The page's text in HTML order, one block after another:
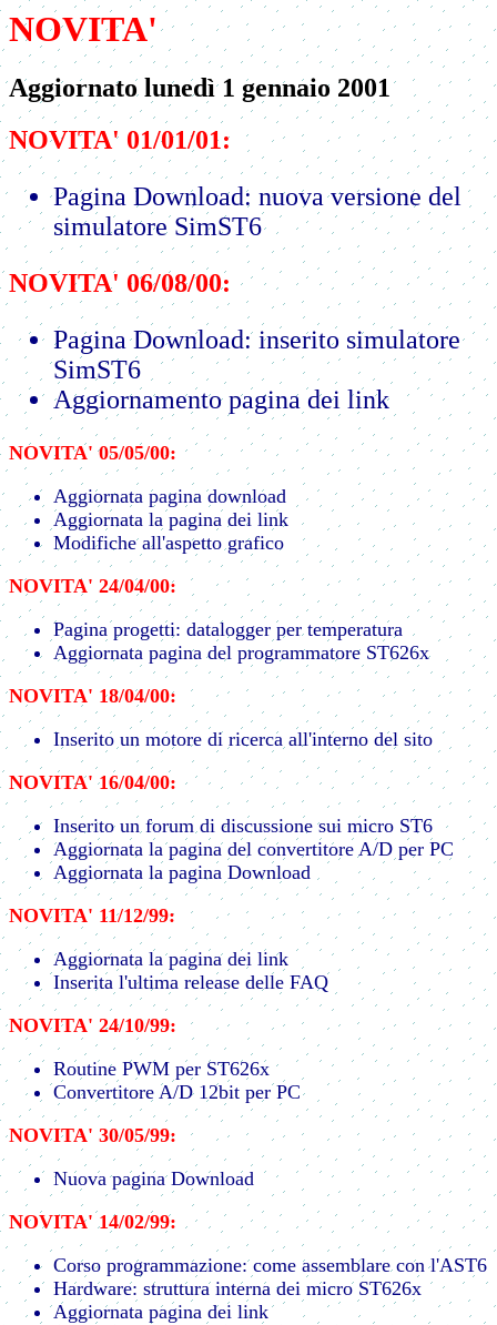
NOVITA'
Aggiornato lunedì 1 gennaio 2001
NOVITA' 01/01/01:
Pagina Download: nuova versione del
simulatore SimST6
NOVITA' 06/08/00:
Pagina Download: inserito simulatore
SimST6
Aggiornamento pagina dei link
NOVITA' 05/05/00:
Aggiornata pagina download
Aggiornata la pagina dei link
Modifiche all'aspetto grafico
NOVITA' 24/04/00:
Pagina progetti: datalogger per temperatura
Aggiornata pagina del programmatore ST626x
NOVITA' 18/04/00:
Inserito un motore di ricerca all'interno del sito
NOVITA' 16/04/00:
Inserito un forum di discussione sui micro ST6
Aggiornata la pagina del convertitore A/D per PC
Aggiornata la pagina Download
NOVITA' 11/12/99:
Aggiornata la pagina dei link
Inserita l'ultima release delle FAQ
NOVITA' 24/10/99:
Routine PWM per ST626x
Convertitore A/D 12bit per PC
NOVITA' 30/05/99:
Nuova pagina Download
NOVITA' 14/02/99:
Corso programmazione: come assemblare con l'AST6
Hardware: struttura interna dei micro ST626x
Aggiornata pagina dei link